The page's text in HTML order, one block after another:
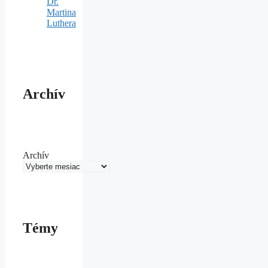
Martina
Luthera
Archív
Archív
Témy